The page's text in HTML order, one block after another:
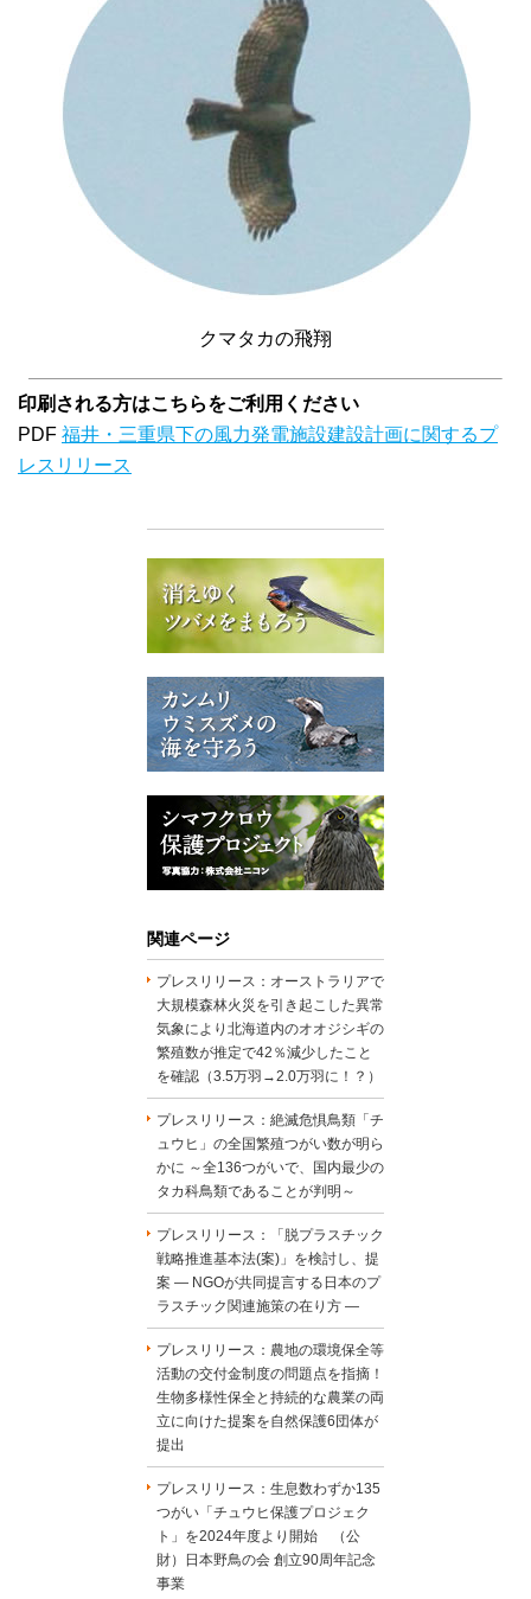
クマタカの飛翔
印刷される方はこちらをご利用ください
PDF 福井・三重県下の風力発電施設建設計画に関するプ
レスリリース
関連ページ
プレスリリース：オーストラリアで
大規模森林火災を引き起こした異常
気象により北海道内のオオジシギの
繁殖数が推定で42％減少したこと
を確認（3.5万羽→2.0万羽に！？）
プレスリリース：絶滅危惧鳥類「チ
ュウヒ」の全国繁殖つがい数が明ら
かに ～全136つがいで、国内最少の
タカ科鳥類であることが判明～
プレスリリース：「脱プラスチック
戦略推進基本法(案)」を検討し、提
案 ― NGOが共同提言する日本のプ
ラスチック関連施策の在り方 ―
プレスリリース：農地の環境保全等
活動の交付金制度の問題点を指摘！
生物多様性保全と持続的な農業の両
立に向けた提案を自然保護6団体が
提出
プレスリリース：生息数わずか135
つがい「チュウヒ保護プロジェク
ト」を2024年度より開始 （公
財）日本野鳥の会 創立90周年記念
事業